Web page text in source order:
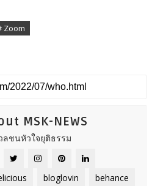
Zoom
MSK-NEWS
ลชนหัวใจยุติธรรม
bloglovin behance